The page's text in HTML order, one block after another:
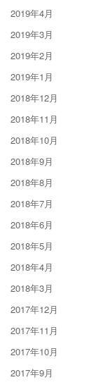
2019年4月
2019年3月
2019年2月
2019年1月
2018年12月
2018年11月
2018年10月
2018年9月
2018年8月
2018年7月
2018年6月
2018年5月
2018年4月
2018年3月
2017年12月
2017年11月
2017年10月
2017年9月